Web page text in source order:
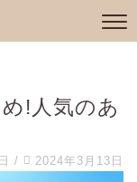
!人気のあ
/ 2024年3月13日